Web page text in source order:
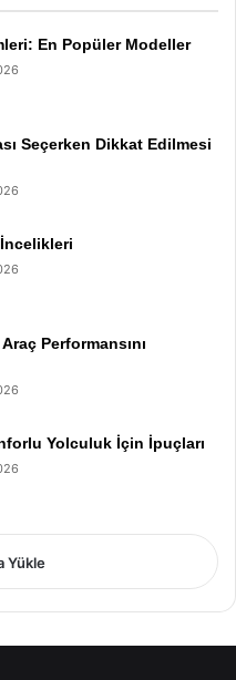
En Popüler Modeller
Seçerken Dikkat Edilmesi
Performansını
Yolculuk İçin İpuçları
Yükle